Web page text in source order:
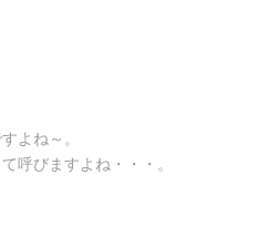
よね～。
呼びますよね・・・。